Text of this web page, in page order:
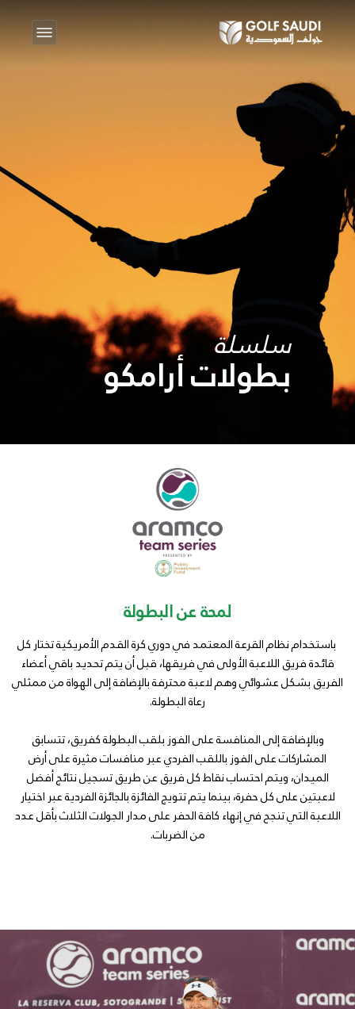
سلسلة
بطولات أرامكو
لمحة عن البطولة
لمحة عن البطولة
باستخدام نظام القرعة المعتمد في دوري كرة القدم الأمريكية تختار كل
قائدة فريق اللاعبة الأولى في فريقها، قبل أن يتم تحديد باقي أعضاء
الفريق بشكل عشوائي وهم لاعبة محترفة بالإضافة إلى الهواة من ممثلي
رعاة البطولة.
وبالإضافة إلى المنافسة على الفوز بلقب البطولة كفريق، تتسابق
المشاركات على الفوز باللقب الفردي عبر منافسات مثيرة على أرض
الميدان، ويتم احتساب نقاط كل فريق عن طريق تسجيل نتائج أفضل
لاعبتين على كل حفرة، بينما يتم تتويج الفائزة بالجائزة الفردية عبر اختيار
اللاعبة التي تنجح في إنهاء كافة الحفر على مدار الجولات الثلاث بأقل عدد
من الضربات.